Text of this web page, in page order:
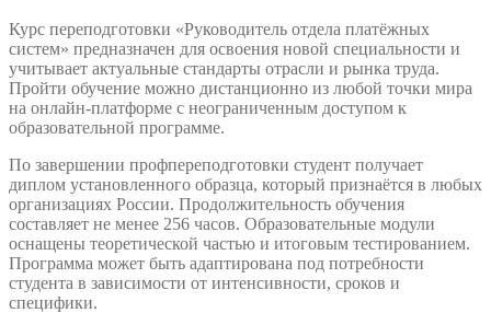
Курс переподготовки «Руководитель отдела платёжных
систем» предназначен для освоения новой специальности и
учитывает актуальные стандарты отрасли и рынка труда.
Пройти обучение можно дистанционно из любой точки мира
на онлайн-платформе с неограниченным доступом к
образовательной программе.
По завершении профпереподготовки студент получает
диплом установленного образца, который признаётся в любых
организациях России. Продолжительность обучения
составляет не менее 256 часов. Образовательные модули
оснащены теоретической частью и итоговым тестированием.
Программа может быть адаптирована под потребности
студента в зависимости от интенсивности, сроков и
специфики.